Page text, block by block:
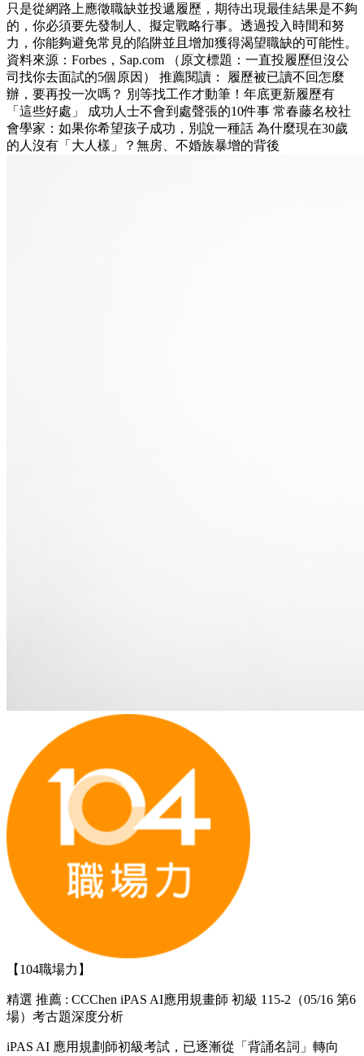
只是從網路上應徵職缺並投遞履歷，期待出現最佳結果是不夠
的，你必須要先發制人、擬定戰略行事。透過投入時間和努
力，你能夠避免常見的陷阱並且增加獲得渴望職缺的可能性。
資料來源：Forbes，Sap.com （原文標題：一直投履歷但沒公
司找你去面試的5個原因） 推薦閱讀： 履歷被已讀不回怎麼
辦，要再投一次嗎？ 別等找工作才動筆！年底更新履歷有
「這些好處」 成功人士不會到處聲張的10件事 常春藤名校社
會學家：如果你希望孩子成功，別說一種話 為什麼現在30歲
的人沒有「大人樣」？無房、不婚族暴增的背後
【104職場力】
精選 推薦 : CCChen iPAS AI應用規畫師 初級 115-2（05/16 第6
場）考古題深度分析
iPAS AI 應用規劃師初級考試，已逐漸從「背誦名詞」轉向